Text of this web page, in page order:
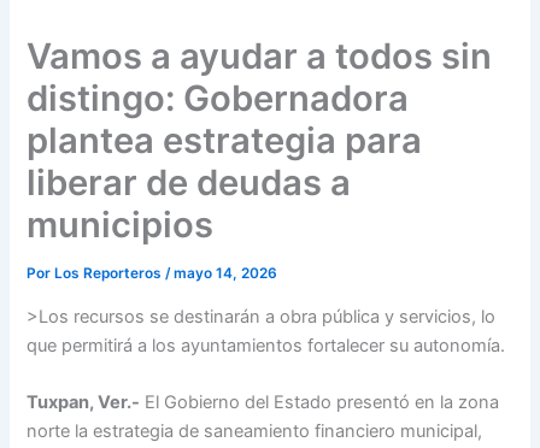
Vamos a ayudar a todos sin
distingo: Gobernadora
plantea estrategia para
liberar de deudas a
municipios
Por Los Reporteros/mayo 14, 2026
>Los recursos se destinarán a obra pública y servicios, lo
que permitirá a los ayuntamientos fortalecer su autonomía.
Tuxpan, Ver.- El Gobierno del Estado presentó en la zona
norte la estrategia de saneamiento financiero municipal,